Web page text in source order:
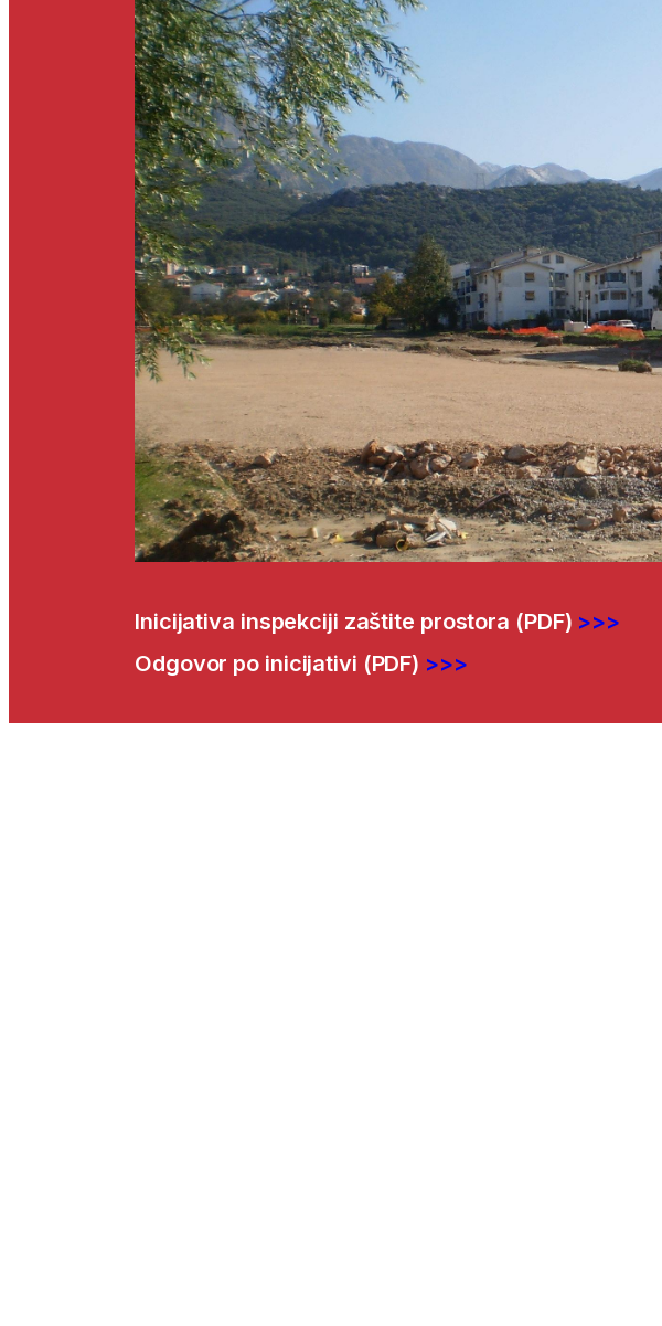
Inicijativa inspekciji zaštite prostora (PDF) >>>
Odgovor po inicijativi (PDF) >>>